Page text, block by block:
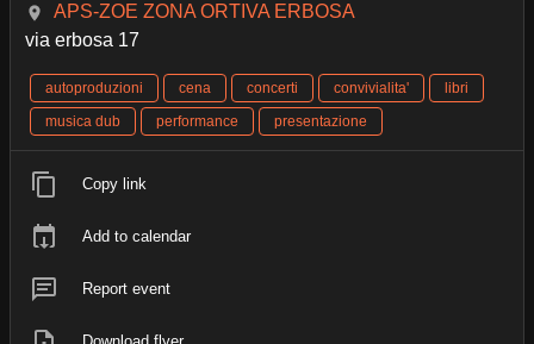
APS-ZOE ZONA ORTIVA ERBOSA
via erbosa 17
autoproduzioni cena concerti convivialita'
libri
musica dub
performance presentazione
Copy link
Add to calendar
Report event